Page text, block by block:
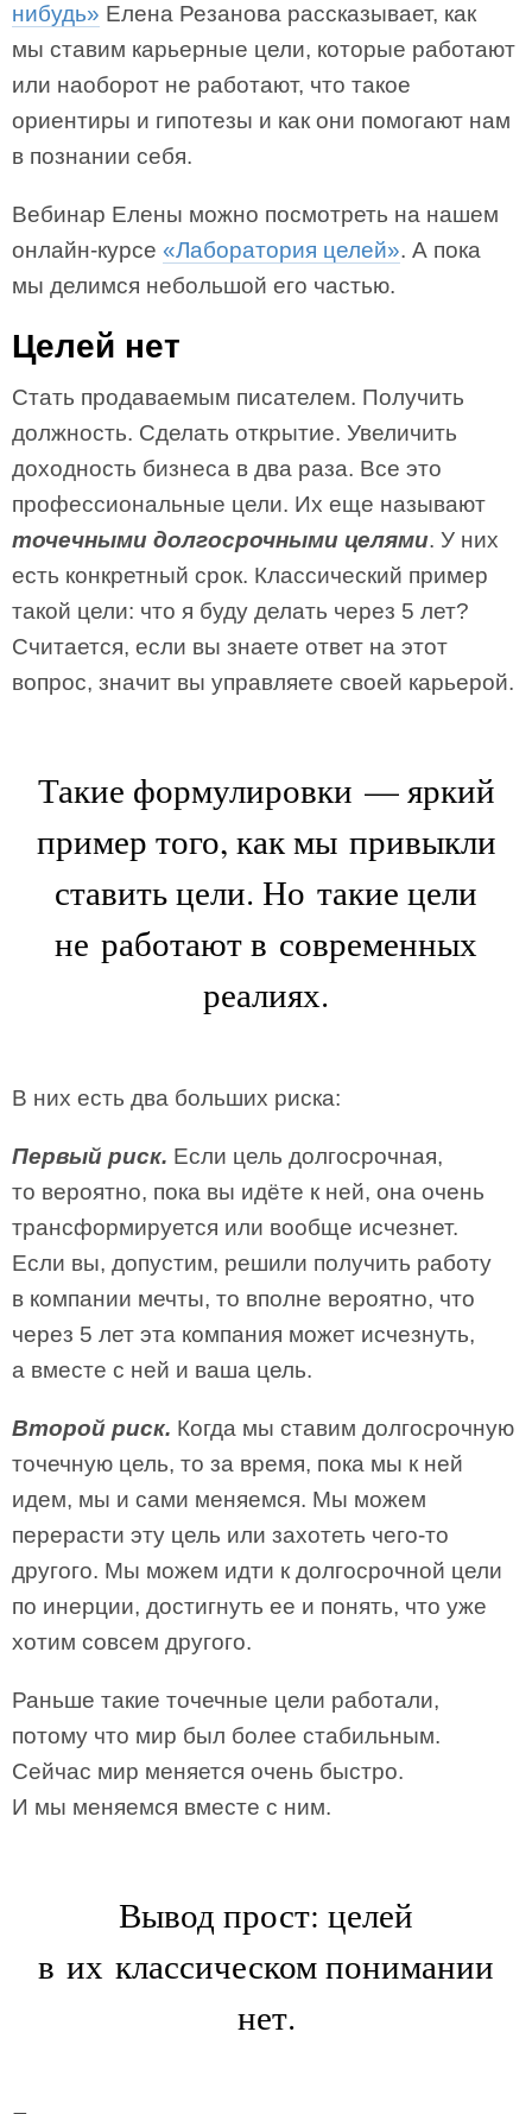
нибудь» Елена Резанова рассказывает, как
мы ставим карьерные цели, которые работают
или наоборот не работают, что такое
ориентиры и гипотезы и как они помогают нам
в познании себя.
Вебинар Елены можно посмотреть на нашем
онлайн-курсе «Лаборатория целей». А пока
мы делимся небольшой его частью.
Целей нет
Стать продаваемым писателем. Получить
должность. Сделать открытие. Увеличить
доходность бизнеса в два раза. Все это
профессиональные цели. Их еще называют
точечными долгосрочными целями. У них
есть конкретный срок. Классический пример
такой цели: что я буду делать через 5 лет?
Считается, если вы знаете ответ на этот
вопрос, значит вы управляете своей карьерой.
Такие формулировки — яркий
пример того, как мы привыкли
ставить цели. Но такие цели
не работают в современных
реалиях.
В них есть два больших риска:
Первый риск. Если цель долгосрочная,
то вероятно, пока вы идёте к ней, она очень
трансформируется или вообще исчезнет.
Если вы, допустим, решили получить работу
в компании мечты, то вполне вероятно, что
через 5 лет эта компания может исчезнуть,
а вместе с ней и ваша цель.
Второй риск. Когда мы ставим долгосрочную
точечную цель, то за время, пока мы к ней
идем, мы и сами меняемся. Мы можем
перерасти эту цель или захотеть чего-то
другого. Мы можем идти к долгосрочной цели
по инерции, достигнуть ее и понять, что уже
хотим совсем другого.
Раньше такие точечные цели работали,
потому что мир был более стабильным.
Сейчас мир меняется очень быстро.
И мы меняемся вместе с ним.
Вывод прост: целей
в их классическом понимании
нет.